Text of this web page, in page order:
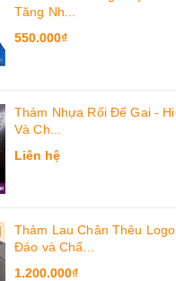
Tăng Nh...
550.000₫
Thảm Nhựa Rối Đế Gai -
Và Ch...
Liên hệ
Thảm Lau Chân Thêu
Đáo và Chấ...
1.200.000₫